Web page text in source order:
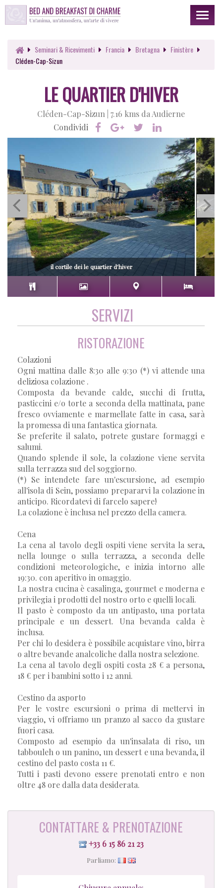
Toggle
Seminari & Ricevimenti Francia Bretagna
Finistère
Cléden-Cap-Sizun
LE QUARTIER D'HIVER
Cléden-Cap-Sizun | 7.16 kms da Audierne
Condividi
il cortile dei le quartier d'hiver
SERVIZI
RISTORAZIONE
Colazioni
Ogni mattina dalle 8:30 alle 9:30 (*) vi attende una
deliziosa colazione .
Composta da bevande calde, succhi di frutta,
pasticcini e/o torte a seconda della mattinata, pane
fresco ovviamente e marmellate fatte in casa, sarà
la promessa di una fantastica giornata.
Se preferite il salato, potrete gustare formaggi e
salumi.
Quando splende il sole, la colazione viene servita
sulla terrazza sud del soggiorno.
(*) Se intendete fare un'escursione, ad esempio
all'isola di Sein, possiamo prepararvi la colazione in
anticipo. Ricordatevi di farcelo sapere!
La colazione è inclusa nel prezzo della camera.
Cena
La cena al tavolo degli ospiti viene servita la sera,
nella lounge o sulla terrazza, a seconda delle
condizioni meteorologiche, e inizia intorno alle
19:30. con aperitivo in omaggio.
La nostra cucina è casalinga, gourmet e moderna e
privilegia i prodotti del nostro orto e quelli locali.
Il pasto è composto da un antipasto, una portata
principale e un dessert. Una bevanda calda è
inclusa.
Per chi lo desidera è possibile acquistare vino, birra
o altre bevande analcoliche dalla nostra selezione.
La cena al tavolo degli ospiti costa 28 € a persona,
18 € per i bambini sotto i 12 anni.
Cestino da asporto
Per le vostre escursioni o prima di mettervi in
viaggio, vi offriamo un pranzo al sacco da gustare
fuori casa.
Composto ad esempio da un'insalata di riso, un
tabbouleh o un panino, un dessert e una bevanda, il
cestino del pasto costa 11 €.
Tutti i pasti devono essere prenotati entro e non
oltre 48 ore dalla data desiderata.
CONTATTARE & PRENOTAZIONE
+33 6 15 86 21 23
Parliamo: